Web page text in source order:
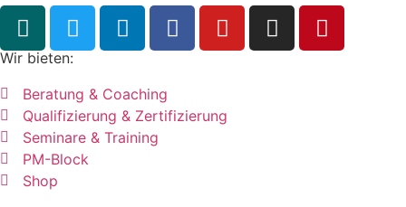
Wir bieten:
Beratung & Coaching
Qualifizierung & Zertifizierung
Seminare & Training
PM-Block
Shop